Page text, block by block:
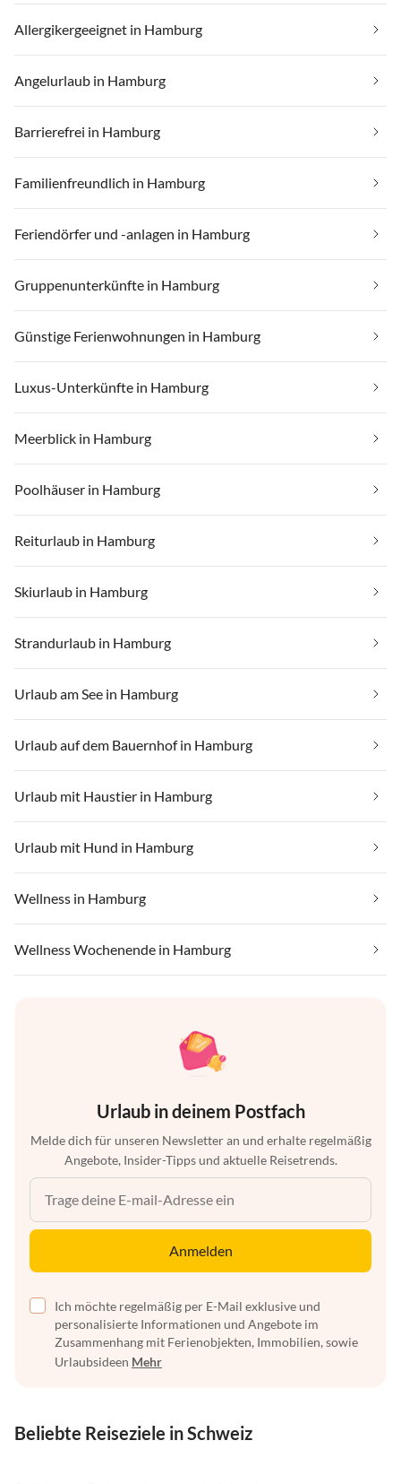
Allergikergeeignet in Hamburg
Angelurlaub in Hamburg
Barrierefrei in Hamburg
Familienfreundlich in Hamburg
Feriendörfer und -anlagen in Hamburg
Gruppenunterkünfte in Hamburg
Günstige Ferienwohnungen in Hamburg
Luxus-Unterkünfte in Hamburg
Meerblick in Hamburg
Poolhäuser in Hamburg
Reiturlaub in Hamburg
Skiurlaub in Hamburg
Strandurlaub in Hamburg
Urlaub am See in Hamburg
Urlaub auf dem Bauernhof in Hamburg
Urlaub mit Haustier in Hamburg
Urlaub mit Hund in Hamburg
Wellness in Hamburg
Wellness Wochenende in Hamburg
Urlaub in deinem Postfach
Melde dich für unseren Newsletter an und erhalte regelmäßig
Angebote, Insider-Tipps und aktuelle Reisetrends.
Anmelden
Ich möchte regelmäßig per E-Mail exklusive und
personalisierte Informationen und Angebote im
Zusammenhang mit Ferienobjekten, Immobilien, sowie
Urlaubsideen Mehr
Beliebte Reiseziele in Schweiz